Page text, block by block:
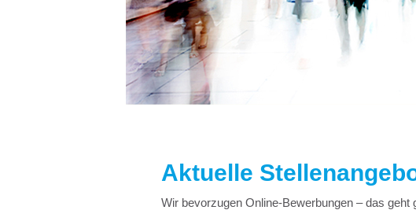
Aktuelle
Wir bevorzugen Online-Bewerbungen – das